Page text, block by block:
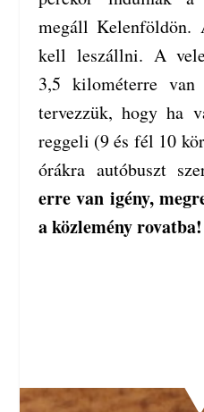
megáll Kelenföldön.
kell leszállni. A
3,5 kilométerre
tervezzük, hogy ha
reggeli (9 és fél 10
órákra autóbuszt
erre van igény,
a közlemény rovatba!